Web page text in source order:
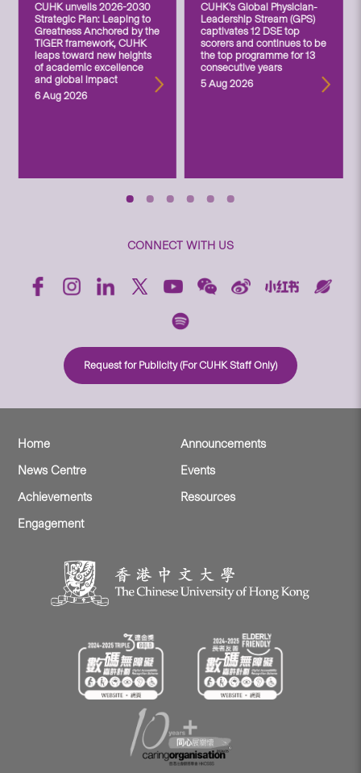
CUHK unveils 2026-2030
Strategic Plan: Leaping to
Greatness Anchored by the
TIGER framework, CUHK
leaps toward new heights
of academic excellence
and global impact
6 Aug 2026
CUHK’s Global Physician-
Leadership Stream (GPS)
captivates 12 DSE top
scorers and continues to be
the top programme for 13
consecutive years
5 Aug 2026
CONNECT WITH US
Request for Publicity (For CUHK Staff Only)
Home
Announcements
News Centre
Events
Achievements
Resources
Engagement